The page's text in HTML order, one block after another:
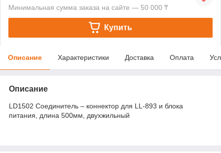
Минимальная сумма заказа на сайте — 50 000 ₸
Купить
Описание Характеристики Доставка Оплата
Описание
LD1502 Соединитель – коннектор для LL-893 и блока
питания, длина 500мм, двухжильный